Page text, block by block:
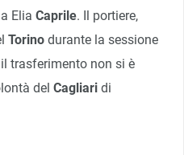
Elia Caprile. Il portiere,
Torino durante la sessione
trasferimento non si è
del Cagliari di